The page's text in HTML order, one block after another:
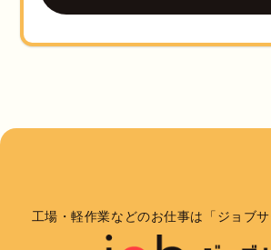
工場・軽作業などのお仕事は「ジョブサ